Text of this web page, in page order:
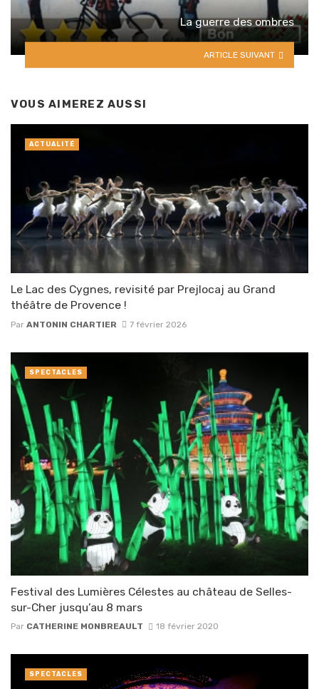
La guerre des ombres
ARTICLE SUIVANT
VOUS AIMEREZ AUSSI
Le Lac des Cygnes, revisité par Prejlocaj au Grand
théâtre de Provence !
Par ANTONIN CHARTIER 7 février 2026
ACTUALITÉ
Festival des Lumières Célestes au château de Selles-
sur-Cher jusqu’au 8 mars
Par CATHERINE MONBREAULT 18 février 2020
SPECTACLES
SPECTACLES